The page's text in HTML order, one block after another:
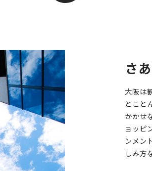
天神祭り 建造物
岸和田）
その他
さ
大阪は
とこと
かかせ
ョッピ
ンメン
しみ方